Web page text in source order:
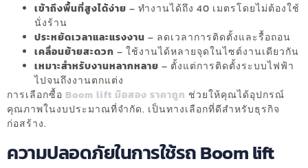
เข้าถึงพื้นที่สูงได้ง่าย – ทำงานได้ถึง 40 เมตรโดยไม่ต้องใช้
นั่งร้าน
ประหยัดเวลาและแรงงาน – ลดเวลาการติดตั้งและรื้อถอน
เคลื่อนย้ายสะดวก – ใช้งานได้หลายจุดในไซต์งานเดียวกัน
เหมาะสำหรับงานหลากหลาย – ตั้งแต่การติดตั้งระบบไฟฟ้า
ไปจนถึงงานตกแต่ง
การเลือกซื้อ Boom lift มือสอง ราคาถูก ช่วยให้คุณได้อุปกรณ์
คุณภาพในงบประมาณที่จำกัด. เป็นทางเลือกที่ดีสำหรับธุรกิจ
ก่อสร้าง.
ความปลอดภัยในการใช้รถ Boom lift